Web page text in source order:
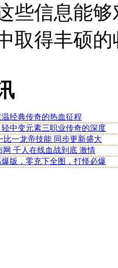
些信息能
取得丰硕的
温经典传奇的热血征程
轻中变元素三职业传奇的深度
比一龙帝技能 同步更新盛大
网 千人在线血战到底 激情
版，零充下全图，打怪必爆